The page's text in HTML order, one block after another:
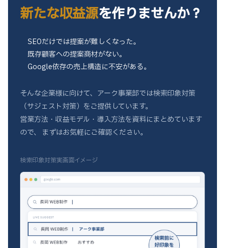
新たな収益源を作りませんか？
SEOだけでは提案が難しくなった。
既存顧客への提案商材がない。
Google依存の売上構造に不安がある。
そんな企業様に向けて、アーク事業部では検索印象対策
（サジェスト対策）をご提供しています。
営業方法・収益モデル・導入方法を資料にまとめています
ので、
まずはお気軽にご確認ください。
検索印象対策実画面イメージ